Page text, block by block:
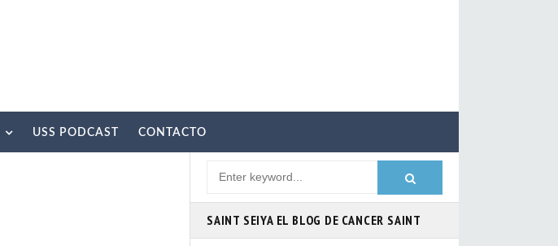
USS PODCAST CONTACTO
SAINT SEIYA EL BLOG DE CANCER SAINT